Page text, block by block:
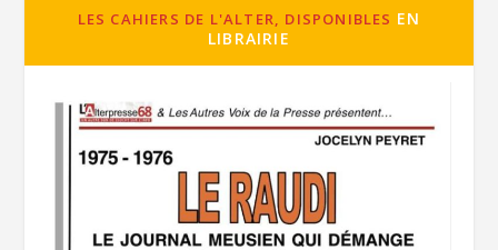
LES CAHIERS DE L'ALTER, DISPONIBLES EN
LIBRAIRIE